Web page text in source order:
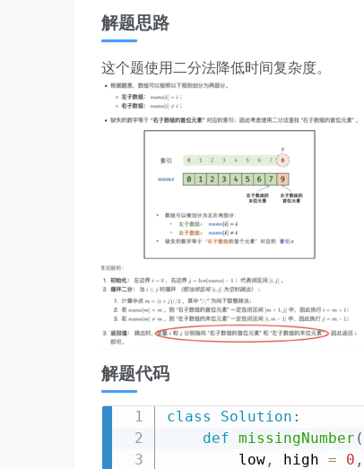
解题思路
这个题使用二分法降低时间复杂度。
解题代码
class Solution :
def missingNumber (
        low
, high = 0 ,